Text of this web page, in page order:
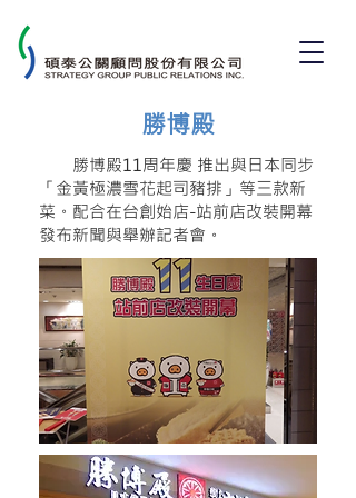
勝博殿
勝博殿11周年慶 推出與日本同步
「金黃極濃雪花起司豬排」等三款新
菜。配合在台創始店-站前店改裝開幕
發布新聞與舉辦記者會。